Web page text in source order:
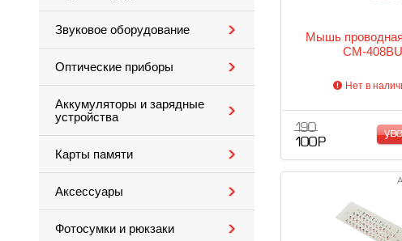
Звуковое оборудование
Оптические приборы
Аккумуляторы и зарядные
устройства
Карты памяти
Аксессуары
Фотосумки и рюкзаки
Мышь
CM-408BU
Нет в
190
100 Р